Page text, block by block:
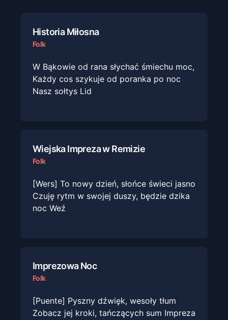
Historia Miłosna
Folk
W Bąkowie od rana słychać śmiechu moc,
Każdy cos szykuje od poranka po noc
Nasz sołtys Lid
Wiejska Impreza w Remizie
Folk
[Wers] To nowy dzień, słońce świeci jasno
Czuję rytm w swojej duszy, będzie dzika
noc Weź
Imprezowa Noc
Folk
[Puente] Pyszny dźwięk, wesoły tłum
Zobacz jej kroki, tańczących sum Impreza